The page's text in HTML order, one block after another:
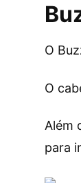
O
O
Além
para